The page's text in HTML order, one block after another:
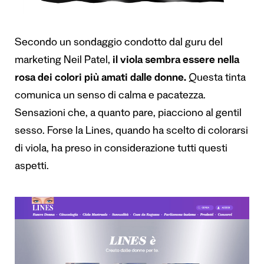
Secondo un sondaggio condotto dal guru del
marketing Neil Patel, il viola sembra essere nella
rosa dei colori più amati dalle donne. Questa tinta
comunica un senso di calma e pacatezza.
Sensazioni che, a quanto pare, piacciono al gentil
sesso. Forse la Lines, quando ha scelto di colorarsi
di viola, ha preso in considerazione tutti questi
aspetti.